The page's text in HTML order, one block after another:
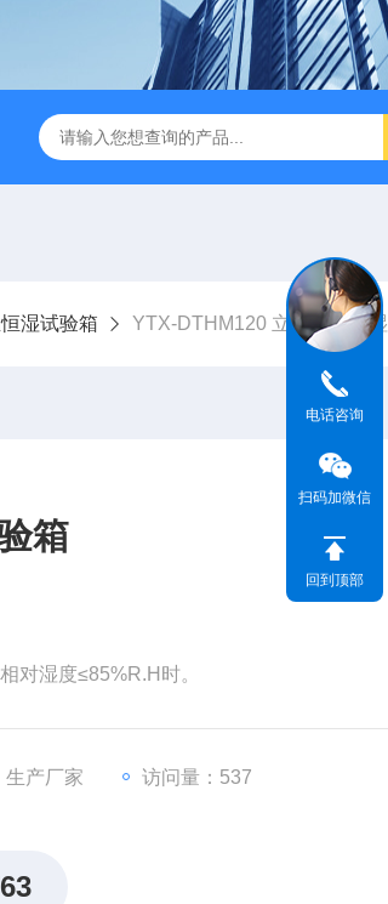
立式恒温恒湿试验箱
湿试验箱 YTX-DTHM120 立式恒温恒
箱
湿度≤85%R.H时。
生产厂家 访问量：537
电话咨询
扫码加微信
回到顶部